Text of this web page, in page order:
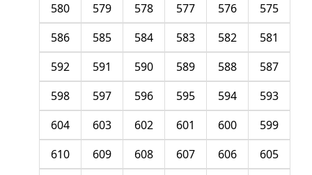
575
576
577
578
579
580
581
582
583
584
585
586
587
588
589
590
591
592
593
594
595
596
597
598
599
600
601
602
603
604
605
606
607
608
609
610